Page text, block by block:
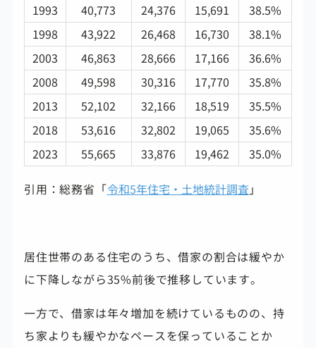
1993 40,773 24,376 15,691
38.5%
1998
43,922 26,468 16,730
38.1%
2003
46,863 28,666 17,166
36.6%
2008
49,598 30,316 17,770
35.8%
2013
52,102 32,166 18,519
35.5%
2018
53,616 32,802 19,065
35.6%
2023
55,665 33,876 19,462 35.0%
引用：総務省「令和5年住宅・土地統計調査 」
居住世帯のある住宅のうち、借家の割合は緩やか
に下降しながら35%前後で推移しています。
一方で、借家は年々増加を続けているものの、持
ち家よりも緩やかなペースを保っていることか